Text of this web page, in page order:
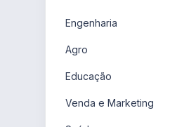
Engenharia
Agro
Educação
Venda e Marketing